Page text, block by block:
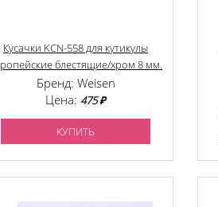
Кусачки KCN-558 для кутикулы
блестящие/хром 8 мм.
Бренд: Weisen
Цена: 475 ₽
КУПИТЬ